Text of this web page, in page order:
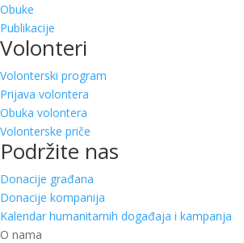
Obuke
Publikacije
Volonteri
Volonterski program
Prijava volontera
Obuka volontera
Volonterske priče
Podržite nas
Donacije građana
Donacije kompanija
Kalendar humanitarnih događaja i kampanja
O nama